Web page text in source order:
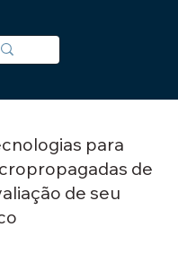
para
de
de seu